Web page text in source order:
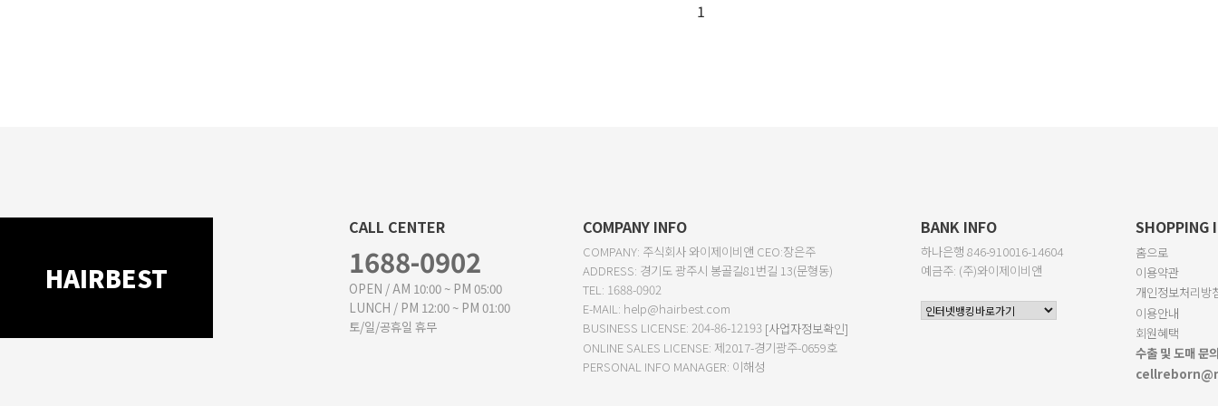
1
HAIRBEST
CALL CENTER
1688-0902
OPEN / AM 10:00 ~ PM 05:00
LUNCH / PM 12:00 ~ PM 01:00
토/일/공휴일 휴무
COMPANY INFO
COMPANY: 주식회사 와이제이비앤 CEO:장은주
ADDRESS: 경기도 광주시 봉골길81번길 13(문형동)
TEL: 1688-0902
E-MAIL: help@hairbest.com
BUSINESS LICENSE: 204-86-12193 [사업자정보확인]
ONLINE SALES LICENSE: 제2017-경기광주-0659호
PERSONAL INFO MANAGER: 이해성
BANK INFO
하나은행 846-910016-14604
예금주: (주)와이제이비앤
SHOPPING
홈으로
이용약관
개인정보처리방
이용안내
회원혜택
수출 및 도매 문